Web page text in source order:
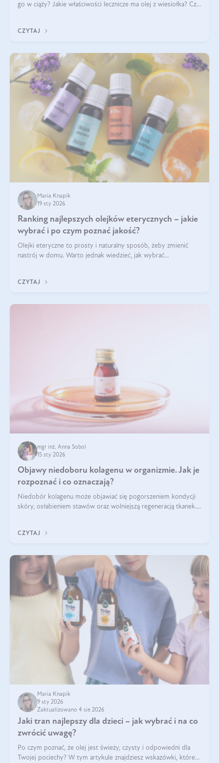
go w ciąży? Jakie właściwości lecznicze ma olej z wiesiołka? Czy
CZYTAJ
Maria Knapik
19 sty 2026
Ranking najlepszych olejków eterycznych – jakie
wybrać i po czym poznać jakość?
Olejki eteryczne to prosty i naturalny sposób, żeby zmienić
nastrój w domu. Warto jednak wiedzieć, jak wybrać
kryteria wyboru!
CZYTAJ
mgr inż. Anna Sobol
15 sty 2026
Objawy niedoboru kolagenu w organizmie. Jak je
rozpoznać i co oznaczają?
Niedobór kolagenu może objawiać się pogorszeniem kondycji
skóry, osłabieniem stawów oraz wolniejszą regeneracją tkanek.
osłabienie włosów.
CZYTAJ
Maria Knapik
9 sty 2026
Zaktualizowano 4 sie 2026
Jaki tran najlepszy dla dzieci – jak wybrać i na co
zwrócić uwagę?
Po czym poznać, że olej jest świeży, czysty i odpowiedni dla
Twojej pociechy? W tym artykule znajdziesz wskazówki, które